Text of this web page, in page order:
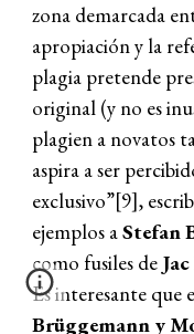
zona demarcada
apropiación y la
plagia pretende
original (y no es
plagien a novatos
aspira a ser
exclusivo”[9],
ejemplos aStefan
como fusiles de
Es interesante que
Brüggemann y